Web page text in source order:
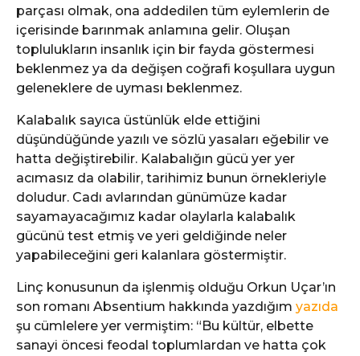
parçası olmak, ona addedilen tüm eylemlerin de
içerisinde barınmak anlamına gelir. Oluşan
toplulukların insanlık için bir fayda göstermesi
beklenmez ya da değişen coğrafi koşullara uygun
geleneklere de uyması beklenmez.
Kalabalık sayıca üstünlük elde ettiğini
düşündüğünde yazılı ve sözlü yasaları eğebilir ve
hatta değiştirebilir. Kalabalığın gücü yer yer
acımasız da olabilir, tarihimiz bunun örnekleriyle
doludur. Cadı avlarından günümüze kadar
sayamayacağımız kadar olaylarla kalabalık
gücünü test etmiş ve yeri geldiğinde neler
yapabileceğini geri kalanlara göstermiştir.
Linç konusunun da işlenmiş olduğu Orkun Uçar’ın
son romanı Absentium hakkında yazdığım yazıda
şu cümlelere yer vermiştim: “Bu kültür, elbette
sanayi öncesi feodal toplumlardan ve hatta çok